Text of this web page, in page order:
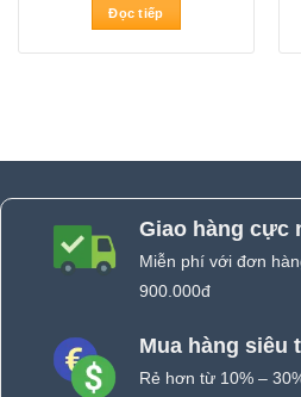
Đọc tiếp
Giao hàng cực
Miễn phí với đơn
900.000đ
Mua hàng siêu
Rẻ hơn từ 10% –